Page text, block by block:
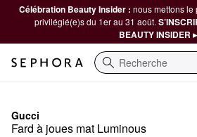
Célébration Beauty Insider : nous mettons le
privilégié(e)s du 1er au 31 août.
BEAUTY INSIDER ▸
Recherche
Gucci
Fard à joues mat Luminous